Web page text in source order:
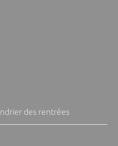
des rentrées